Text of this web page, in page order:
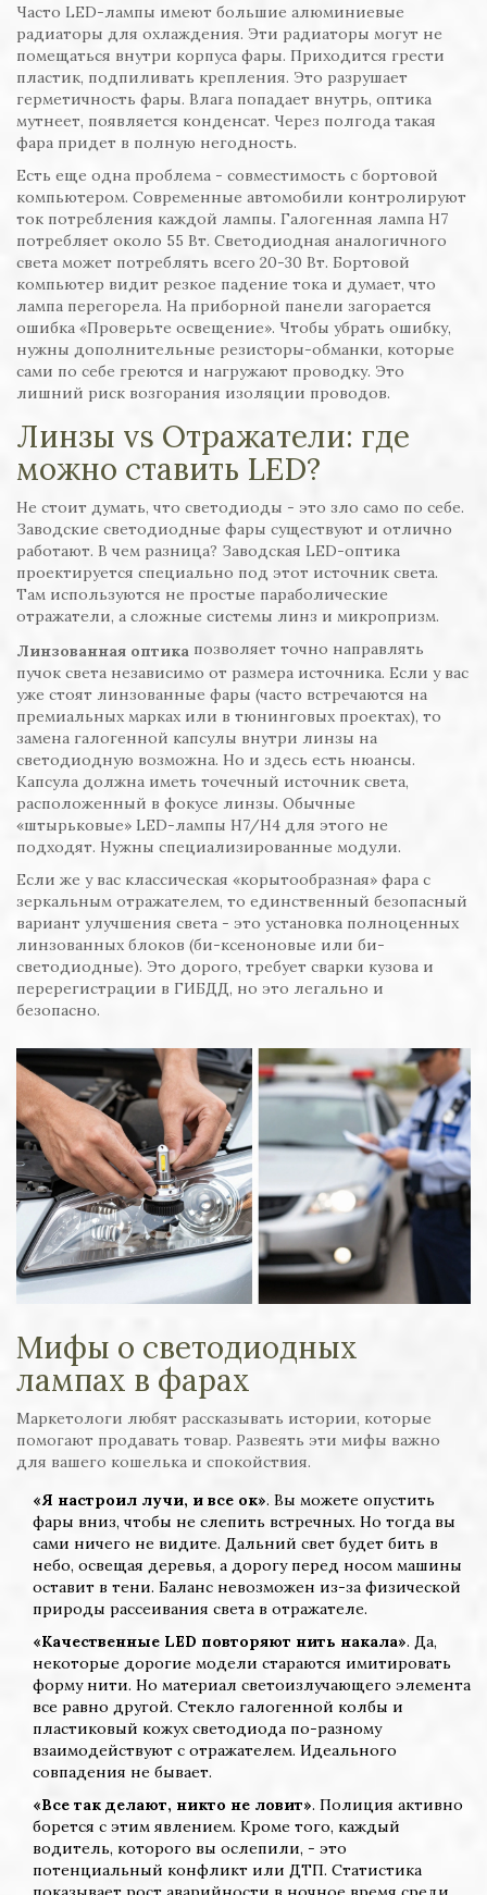
Часто LED-лампы имеют большие алюминиевые
радиаторы для охлаждения. Эти радиаторы могут не
помещаться внутри корпуса фары. Приходится грести
пластик, подпиливать крепления. Это разрушает
герметичность фары. Влага попадает внутрь, оптика
мутнеет, появляется конденсат. Через полгода такая
фара придет в полную негодность.
Есть еще одна проблема - совместимость с бортовой
компьютером. Современные автомобили контролируют
ток потребления каждой лампы. Галогенная лампа H7
потребляет около 55 Вт. Светодиодная аналогичного
света может потреблять всего 20-30 Вт. Бортовой
компьютер видит резкое падение тока и думает, что
лампа перегорела. На приборной панели загорается
ошибка «Проверьте освещение». Чтобы убрать ошибку,
нужны дополнительные резисторы-обманки, которые
сами по себе греются и нагружают проводку. Это
лишний риск возгорания изоляции проводов.
Линзы vs Отражатели: где
можно ставить LED?
Не стоит думать, что светодиоды - это зло само по себе.
Заводские светодиодные фары существуют и отлично
работают. В чем разница? Заводская LED-оптика
проектируется специально под этот источник света.
Там используются не простые параболические
отражатели, а сложные системы линз и микропризм.
Линзованная оптика позволяет точно направлять
пучок света независимо от размера источника. Если у вас
уже стоят линзованные фары (часто встречаются на
премиальных марках или в тюнинговых проектах), то
замена галогенной капсулы внутри линзы на
светодиодную возможна. Но и здесь есть нюансы.
Капсула должна иметь точечный источник света,
расположенный в фокусе линзы. Обычные
«штырьковые» LED-лампы H7/H4 для этого не
подходят. Нужны специализированные модули.
Если же у вас классическая «корытообразная» фара с
зеркальным отражателем, то единственный безопасный
вариант улучшения света - это установка полноценных
линзованных блоков (би-ксеноновые или би-
светодиодные). Это дорого, требует сварки кузова и
перерегистрации в ГИБДД, но это легально и
безопасно.
Мифы о светодиодных
лампах в фарах
Маркетологи любят рассказывать истории, которые
помогают продавать товар. Развеять эти мифы важно
для вашего кошелька и спокойствия.
«Я настроил лучи, и все ок». Вы можете опустить
фары вниз, чтобы не слепить встречных. Но тогда вы
сами ничего не видите. Дальний свет будет бить в
небо, освещая деревья, а дорогу перед носом машины
оставит в тени. Баланс невозможен из-за физической
природы рассеивания света в отражателе.
«Качественные LED повторяют нить накала». Да,
некоторые дорогие модели стараются имитировать
форму нити. Но материал светоизлучающего элемента
все равно другой. Стекло галогенной колбы и
пластиковый кожух светодиода по-разному
взаимодействуют с отражателем. Идеального
совпадения не бывает.
«Все так делают, никто не ловит». Полиция активно
борется с этим явлением. Кроме того, каждый
водитель, которого вы ослепили, - это
потенциальный конфликт или ДТП. Статистика